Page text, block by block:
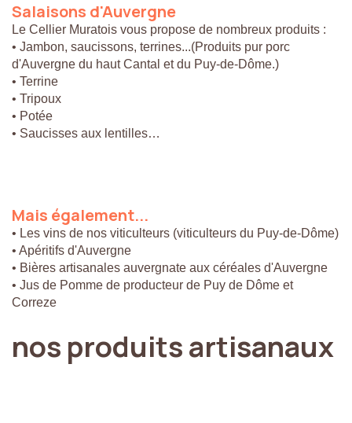
Salaisons d'Auvergne
Le Cellier Muratois vous propose de nombreux produits :
• Jambon, saucissons, terrines...(Produits pur porc
d'Auvergne du haut Cantal et du Puy-de-Dôme.)
• Terrine
• Tripoux
• Potée
• Saucisses aux lentilles…
Mais également...
• Les vins de nos viticulteurs (viticulteurs du Puy-de-Dôme)
• Apéritifs d'Auvergne
• Bières artisanales auvergnate aux céréales d'Auvergne
• Jus de Pomme de producteur de Puy de Dôme et
Correze
nos produitsartisanaux